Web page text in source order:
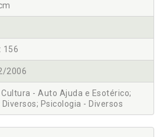
156
2006
- Auto Ajuda e Esotérico;
Psicologia - Diversos